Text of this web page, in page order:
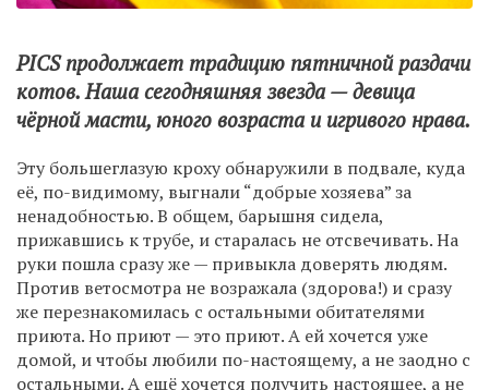
PICS продолжает традицию пятничной раздачи
котов. Наша сегодняшняя звезда — девица
чёрной масти, юного возраста и игривого нрава.
Эту большеглазую кроху обнаружили в подвале, куда
её, по-видимому, выгнали “добрые хозяева” за
ненадобностью. В общем, барышня сидела,
прижавшись к трубе, и старалась не отсвечивать. На
руки пошла сразу же — привыкла доверять людям.
Против ветосмотра не возражала (здорова!) и сразу
же перезнакомилась с остальными обитателями
приюта. Но приют — это приют. А ей хочется уже
домой, и чтобы любили по-настоящему, а не заодно с
остальными. А ещё хочется получить настоящее, а не